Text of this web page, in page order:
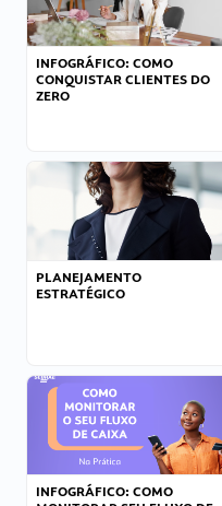
INFOGRÁFICO: COMO
CONQUISTAR CLIENTES DO
ZERO
PLANEJAMENTO
ESTRATÉGICO
INFOGRÁFICO: COMO